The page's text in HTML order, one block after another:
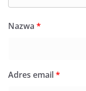
Nazwa *
Adres email*